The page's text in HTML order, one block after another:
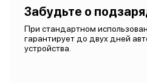
Забудьте о
При стандартном
гарантирует до двух дней
устройства.